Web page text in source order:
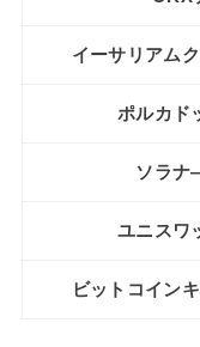
イーサリアム
ポルカド
ソラナ
ユニスワ
ビットコイン